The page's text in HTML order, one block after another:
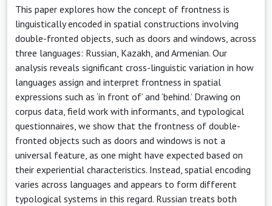
This paper explores how the concept of frontness is
linguistically encoded in spatial constructions involving
double-fronted objects, such as doors and windows, across
three languages: Russian, Kazakh, and Armenian. Our
analysis reveals significant cross-linguistic variation in how
languages assign and interpret frontness in spatial
expressions such as ‘in front of’ and ‘behind.’ Drawing on
corpus data, field work with informants, and typological
questionnaires, we show that the frontness of double-
fronted objects such as doors and windows is not a
universal feature, as one might have expected based on
their experiential characteristics. Instead, spatial encoding
varies across languages and appears to form different
typological systems in this regard. Russian treats both